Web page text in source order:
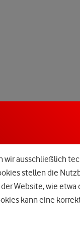
wir ausschließlich
stellen die
Website, wie
kann eine